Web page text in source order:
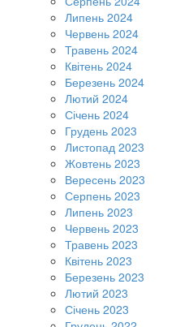
Липень 2024
Червень 2024
Травень 2024
Квітень 2024
Березень 2024
Лютий 2024
Січень 2024
Грудень 2023
Листопад 2023
Жовтень 2023
Вересень 2023
Серпень 2023
Липень 2023
Червень 2023
Травень 2023
Квітень 2023
Березень 2023
Лютий 2023
Січень 2023